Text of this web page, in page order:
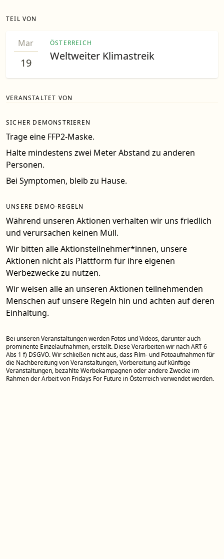
TEIL VON
Mar
19
ÖSTERREICH
Weltweiter Klimastreik
VERANSTALTET VON
SICHER DEMONSTRIEREN
Trage eine FFP2-Maske.
Halte mindestens zwei Meter Abstand zu anderen
Personen.
Bei Symptomen, bleib zu Hause.
UNSERE DEMO-REGELN
Während unseren Aktionen verhalten wir uns friedlich
und verursachen keinen Müll.
Wir bitten alle Aktionsteilnehmer*innen, unsere
Aktionen nicht als Plattform für ihre eigenen
Werbezwecke zu nutzen.
Wir weisen alle an unseren Aktionen teilnehmenden
Menschen auf unsere Regeln hin und achten auf deren
Einhaltung.
Bei unseren Veranstaltungen werden Fotos und Videos, darunter auch
prominente Einzelaufnahmen, erstellt. Diese Verarbeiten wir nach ART 6
Abs 1 f) DSGVO. Wir schließen nicht aus, dass Film- und Fotoaufnahmen für
die Nachbereitung von Veranstaltungen, Vorbereitung auf künftige
Veranstaltungen, bezahlte Werbekampagnen oder andere Zwecke im
Rahmen der Arbeit von Fridays For Future in Österreich verwendet werden.